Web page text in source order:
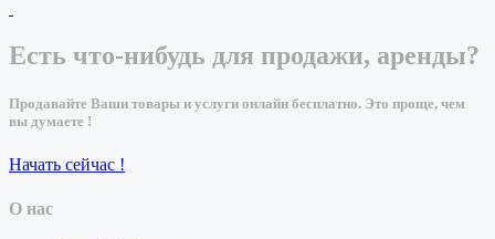
Есть что-нибудь для продажи, аренды?
Продавайте Ваши товары и услуги онлайн бесплатно. Это проще, чем
вы думаете !
Начать сейчас !
О нас